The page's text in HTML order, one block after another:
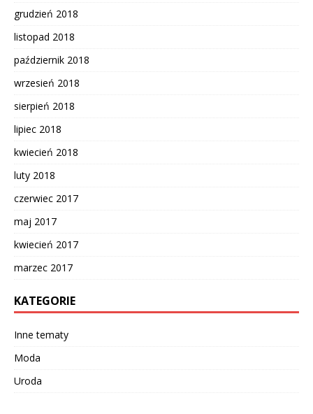
grudzień 2018
listopad 2018
październik 2018
wrzesień 2018
sierpień 2018
lipiec 2018
kwiecień 2018
luty 2018
czerwiec 2017
maj 2017
kwiecień 2017
marzec 2017
KATEGORIE
Inne tematy
Moda
Uroda